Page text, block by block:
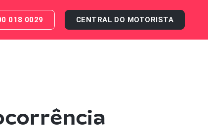
018 0029 CENTRAL DO MOTORISTA